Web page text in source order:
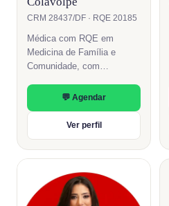
CRM 28437/DF · RQE 20185
Médica com RQE em
Medicina de Família e
Comunidade, com
longitudinal, centrado na
pessoa e no seu contexto.
💬 Agendar
Ver perfil